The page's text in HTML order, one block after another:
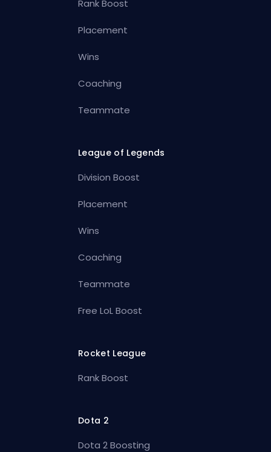
Rank Boost
Placement
Wins
Coaching
Teammate
League of Legends
Division Boost
Placement
Wins
Coaching
Teammate
Free LoL Boost
Rocket League
Rank Boost
Dota 2
Dota 2 Boosting